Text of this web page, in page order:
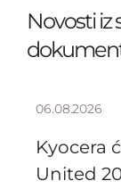
Novosti iz
06.08.2026
Kyocera
United